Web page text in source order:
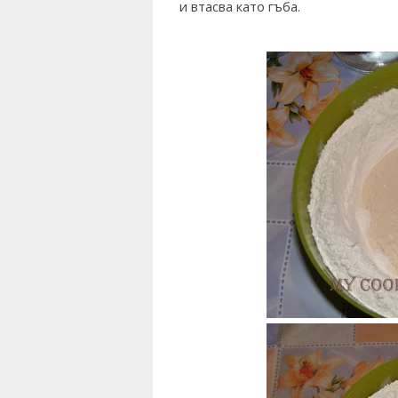
и втасва като гъба.